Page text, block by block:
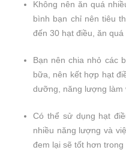
Không nên ăn quá
bình bạn chỉ nên tiêu
đến 30 hạt điều, ăn quá
Bạn nên chia nhỏ các
bữa, nên kết hợp hạt
dưỡng, năng lượng làm
Có thể sử dụng hạt
nhiều năng lượng và
đem lại sẽ tốt hơn trong